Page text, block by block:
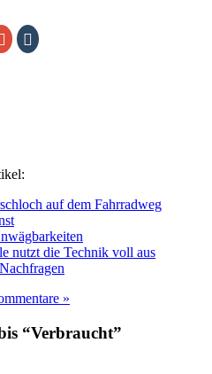
Zum
Teilen
Klick,
um
auf dem Fahrradweg
nutzt die Technik voll aus
»
“Verbraucht”